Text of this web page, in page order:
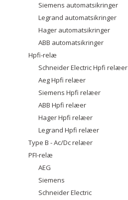
Siemens automatsikringer
Legrand automatsikringer
Hager automatsikringer
ABB automatsikringer
Hpfi-relæ
Schneider Electric Hpfi relæer
Aeg Hpfi relæer
Siemens Hpfi relæer
ABB Hpfi relæer
Hager Hpfi relæer
Legrand Hpfi relæer
Type B - Ac/Dc relæer
PFI-relæ
AEG
Siemens
Schneider Electric